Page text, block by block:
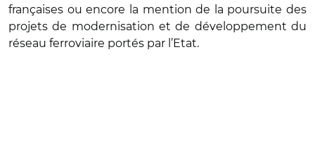
françaises ou encore la mention de la poursuite des
projets de modernisation et de développement du
réseau ferroviaire portés par l’Etat.